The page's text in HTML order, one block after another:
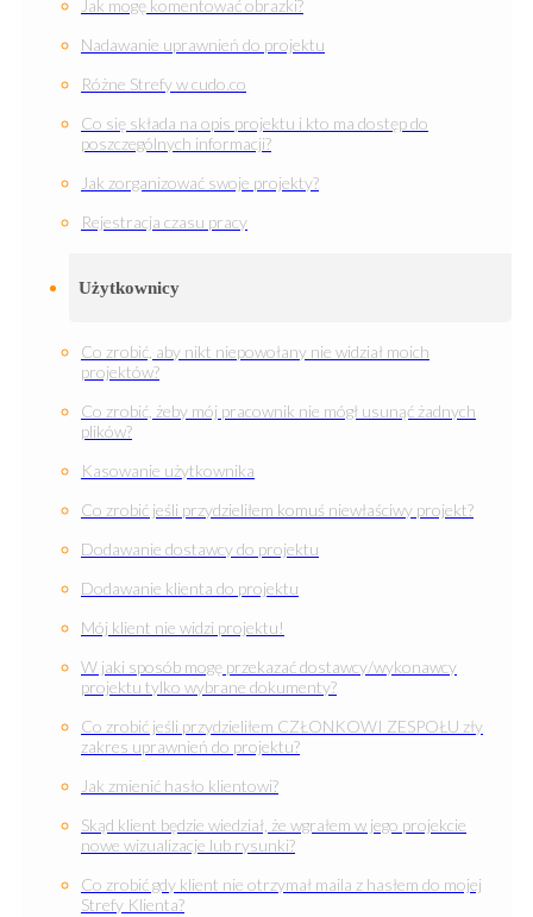
Jak mogę komentować obrazki?
Nadawanie uprawnień do projektu
Różne Strefy w cudo.co
Co się składa na opis projektu i kto ma dostęp do
poszczególnych informacji?
Jak zorganizować swoje projekty?
Rejestracja czasu pracy
Użytkownicy
Co zrobić, aby nikt niepowołany nie widział moich
projektów?
Co zrobić, żeby mój pracownik nie mógł usunąć żadnych
plików?
Kasowanie użytkownika
Co zrobić jeśli przydzieliłem komuś niewłaściwy projekt?
Dodawanie dostawcy do projektu
Dodawanie klienta do projektu
Mój klient nie widzi projektu!
W jaki sposób mogę przekazać dostawcy/wykonawcy
projektu tylko wybrane dokumenty?
Co zrobić jeśli przydzieliłem CZŁONKOWI ZESPOŁU zły
zakres uprawnień do projektu?
Jak zmienić hasło klientowi?
Skąd klient będzie wiedział, że wgrałem w jego projekcie
nowe wizualizacje lub rysunki?
Co zrobić gdy klient nie otrzymał maila z hasłem do mojej
Strefy Klienta?